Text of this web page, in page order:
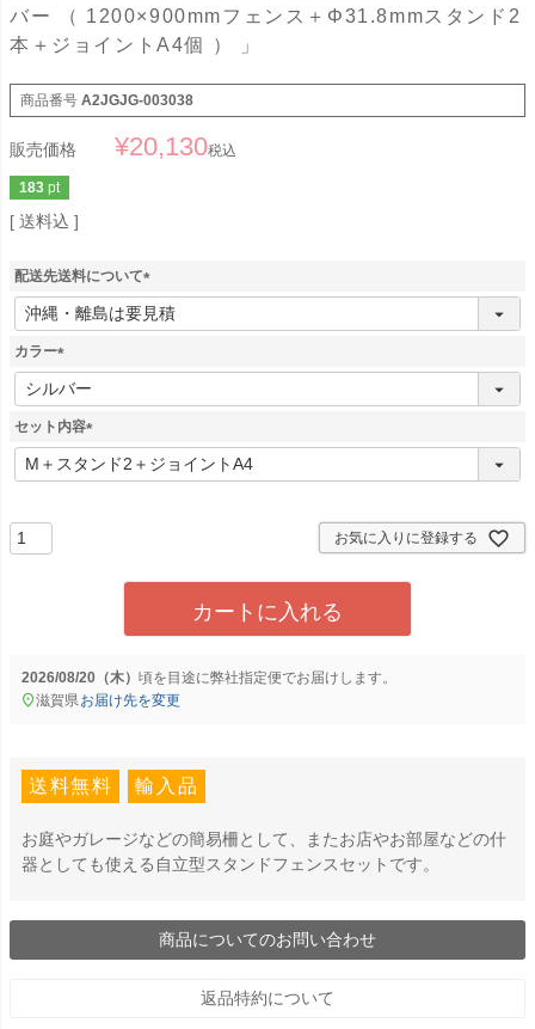
バー （ 1200×900mmフェンス＋Φ31.8mmスタンド2
本＋ジョイントA4個 ） 」
商品番号 A2JGJG-003038
販売価格 ¥20,130税込
183 pt
送料込
配送先送料について
(
必
カラー
(
必
須
セット内容
(
必
お気に入りに登録する
カートに入れる
2026/08/20（木） に弊社指定便でお届けします。
滋賀県お届け先を変更
送料無料 輸入品
お庭やガレージなどの簡易柵として、またお店やお部屋などの什
器としても使える自立型スタンドフェンスセットです。
商品についてのお問い合わせ
返品特約について